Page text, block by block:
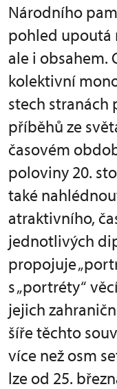
Národního
pohled upoutá
ale i obsahem.
kolektivní
stech stranách
příběhů ze
časovém
poloviny 20.
také
atraktivního,
jednotlivých
propojuje
s „portréty“
jejich
šíře těchto
více než osm
lze od 25.